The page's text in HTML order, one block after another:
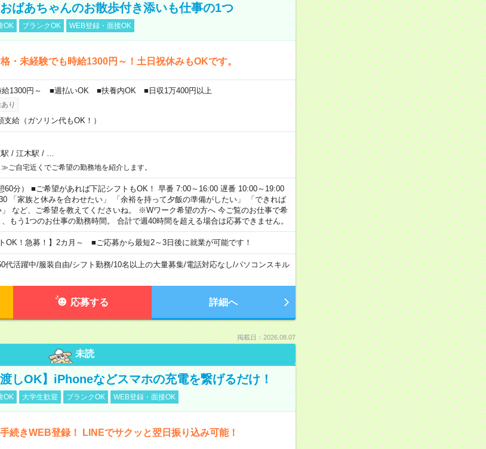
ばあちゃんのお散歩付き添いも仕事の1つ
OK ブランクOK WEB登録・面接OK
未経験でも時給1300円～！土日祝休みもOKです。
給1300円～ ■週払いOK ■扶養内OK ■日収1万400円以上
り
支給（ガソリン代もOK！）
/ 江木駅 /
ご自宅近くでご希望の勤務地を紹介します。
60分） ■ご希望があれば下記シフトもOK！ 早番 7:00～16:00 遅番 10:00～19:00
「家族と休みを合わせたい」 「余裕を持って夕飯の準備がしたい」 「できれば
など、ご希望を教えてくださいね。 ※Wワーク希望の方へ 今ご覧のお仕事で希
もう1つのお仕事の勤務時間。 合計で週40時間を超える場合は応募できません。
OK！急募！】2カ月～ ■ご応募から最短2～3日後に就業が可能です！
代活躍中/服装自由/シフト勤務/10名以上の大量募集/電話対応なし/パソコンスキル
応募する 詳細へ
掲載日：2026.08.07
未読
しOK】iPhoneなどスマホの充電を繋げるだけ！
OK 大学生歓迎 ブランクOK WEB登録・面接OK
続きWEB登録！ LINEでサクッと翌日振り込み可能！